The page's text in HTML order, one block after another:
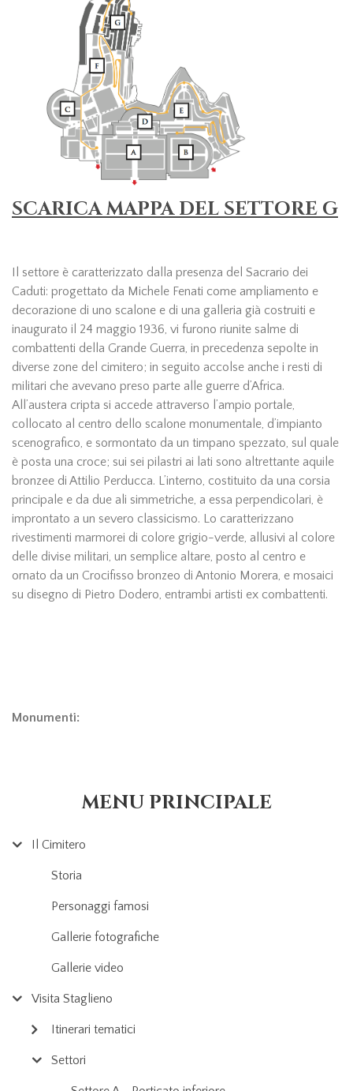
SCARICA MAPPA DEL SETTORE G
Il settore è caratterizzato dalla presenza del Sacrario dei
Caduti: progettato da Michele Fenati come ampliamento e
decorazione di uno scalone e di una galleria già costruiti e
inaugurato il 24 maggio 1936, vi furono riunite salme di
combattenti della Grande Guerra, in precedenza sepolte in
diverse zone del cimitero; in seguito accolse anche i resti di
militari che avevano preso parte alle guerre d’Africa.
All’austera cripta si accede attraverso l’ampio portale,
collocato al centro dello scalone monumentale, d’impianto
scenografico, e sormontato da un timpano spezzato, sul quale
è posta una croce; sui sei pilastri ai lati sono altrettante aquile
bronzee di Attilio Perducca. L’interno, costituito da una corsia
principale e da due ali simmetriche, a essa perpendicolari, è
improntato a un severo classicismo. Lo caratterizzano
rivestimenti marmorei di colore grigio-verde, allusivi al colore
delle divise militari, un semplice altare, posto al centro e
ornato da un Crocifisso bronzeo di Antonio Morera, e mosaici
su disegno di Pietro Dodero, entrambi artisti ex combattenti.
Monumenti:
MENU PRINCIPALE
Il Cimitero
Storia
Personaggi famosi
Gallerie fotografiche
Gallerie video
Visita Staglieno
Itinerari tematici
Settori